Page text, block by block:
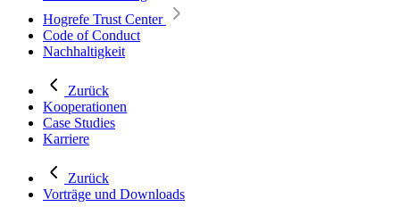
Hogrefe Trust Center
Code of Conduct
Nachhaltigkeit
Zurück
Kooperationen
Case Studies
Karriere
Zurück
Vorträge und Downloads